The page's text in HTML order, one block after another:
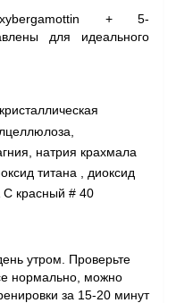
+ 5-
для идеального
натрия крахмала
титана , диоксид
красный # 40
утром. Проверьте
нормально, можно
за 15-20 минут